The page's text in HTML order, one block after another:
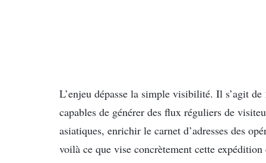
L’enjeu dépasse la simple visibilité. Il s’agit de
capables de générer des flux réguliers de
asiatiques, enrichir le carnet d’adresses des
voilà ce que vise concrètement cette